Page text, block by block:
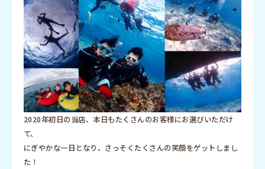
2020年初日の当店、本日もたくさんのお客様にお選びいただけ
て、
にぎやかな一日となり、さっそくたくさんの笑顔をゲットしまし
た！